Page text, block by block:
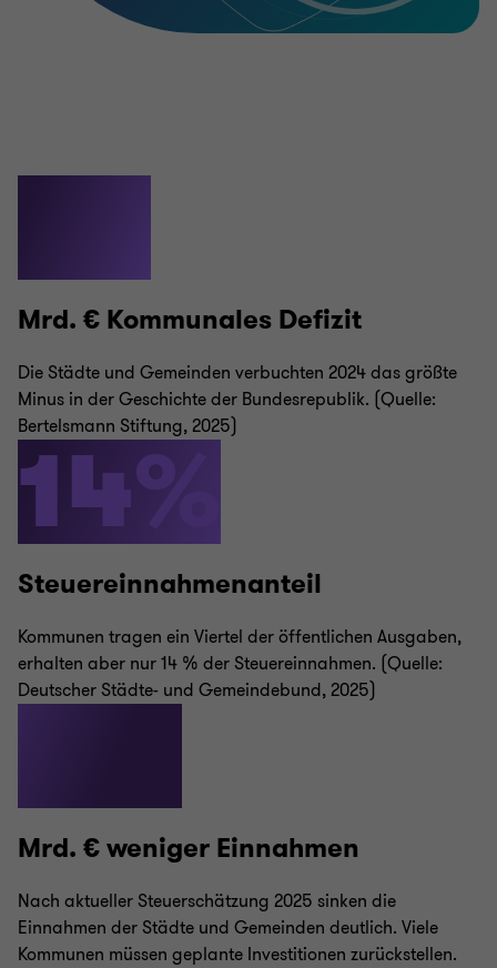
Mrd. € Kommunales Defizit
Die Städte und Gemeinden verbuchten 2024 das größte
Minus in der Geschichte der Bundesrepublik. (Quelle:
Bertelsmann Stiftung, 2025)
14%
Steuereinnahmenanteil
Kommunen tragen ein Viertel der öffentlichen Ausgaben,
erhalten aber nur 14 % der Steuereinnahmen. (Quelle:
Deutscher Städte- und Gemeindebund, 2025)
Mrd. € weniger Einnahmen
Nach aktueller Steuerschätzung 2025 sinken die
Einnahmen der Städte und Gemeinden deutlich. Viele
Kommunen müssen geplante Investitionen zurückstellen.